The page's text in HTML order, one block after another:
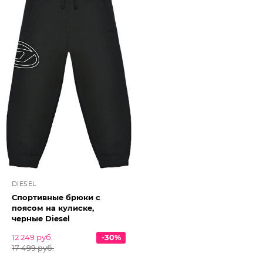
DIESEL
Спортивные брюки с
поясом на кулиске,
черные Diesel
12 249 руб.
17 499 руб.
-30%